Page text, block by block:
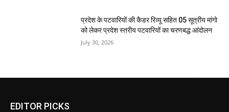
प्रदेश के पटवारियों की कैडर रिव्यू सहित 05 सूत्रीय मांगो
को लेकर प्रदेश स्तरीय पटवारियों का चरणबद्ध आंदोलन
July 30, 2026
EDITOR PICKS